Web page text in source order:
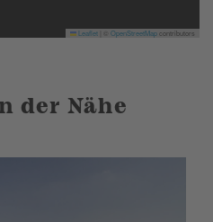
Leaflet OpenStreetMapcontributors
der Nähe